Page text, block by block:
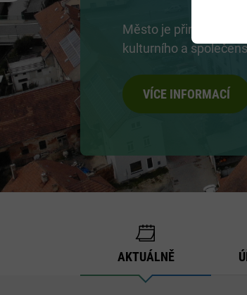
starobylých
panského bydlení?
VÍCE INFORMACÍ
AKTUÁLNĚ